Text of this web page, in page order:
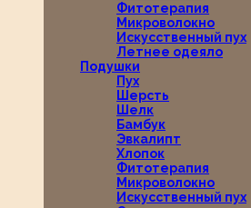
Фитотерапия
Микроволокно
Искусственный пух
Летнее одеяло
Подушки
Пух
Шерсть
Шелк
Бамбук
Эвкалипт
Хлопок
Фитотерапия
Микроволокно
Искусственный пух